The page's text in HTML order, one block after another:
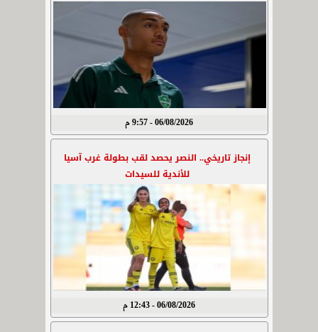
06/08/2026 - 9:57 م
إنجاز تاريخي.. النصر يحصد لقب بطولة غرب آسيا
للأندية للسيدات
06/08/2026 - 12:43 م